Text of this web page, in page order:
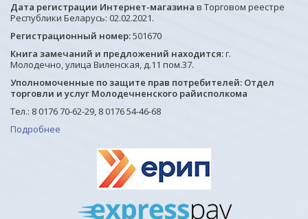
Дата регистрации Интернет-магазина в Торговом реестре
Республики Беларусь: 02.02.2021.
Регистрационный номер:501670
Книга замечаний и предложений находится:г.
Молодечно, улица Виленская, д.11 пом.37.
Уполномоченные по защите прав потребителей: Отдел
торговли и услуг Молодечненского райисполкома
Тел.: 8 0176 70-62-29, 8 0176 54-46-68
Подробнее